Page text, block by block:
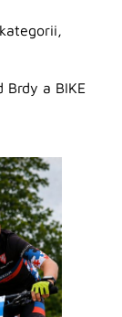
Brdy a BIKE